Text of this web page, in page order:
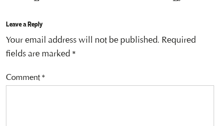
Leave a Reply
Your email address will not be published. Required
fields are marked *
Comment*